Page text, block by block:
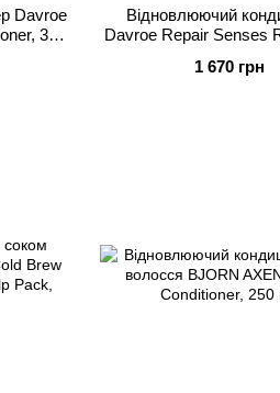
Davroe
325
Відновлюючий
Davroe Repair Senses
1 670 грн